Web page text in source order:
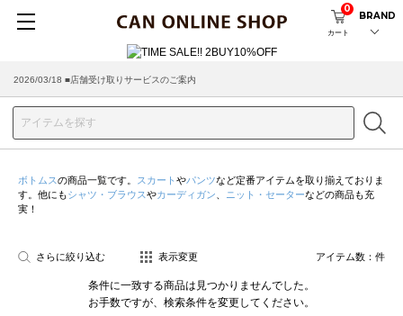
カート
0
BRAND
2026/03/18 ■店舗受け取りサービスのご案内
ボトムスの商品一覧です。 スカート やパンツなど定番アイテムを取り揃えておりま
す。他にもシャツ・ブラウスやカーディガン ニット・セーターなどの商品も充
実！
さらに絞り込む 表示変更 アイテム数： 件
条件に一致する商品は見つかりませんでした。
お手数ですが、検索条件を変更してください。